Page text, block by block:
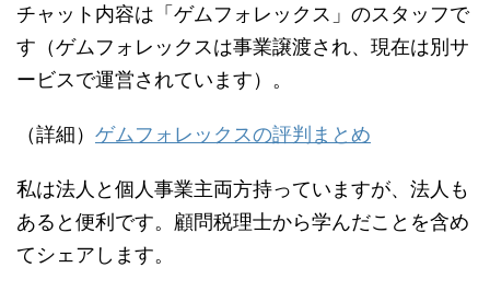
チャット内容は「ゲムフォレックス」のスタッフで
す（ゲムフォレックスは事業譲渡され、現在は別サ
ービスで運営されています）。
（詳細） ゲムフォレックスの評判まとめ
私は法人と個人事業主両方持っていますが、法人も
あると便利です。顧問税理士から学んだことを含め
てシェアします。